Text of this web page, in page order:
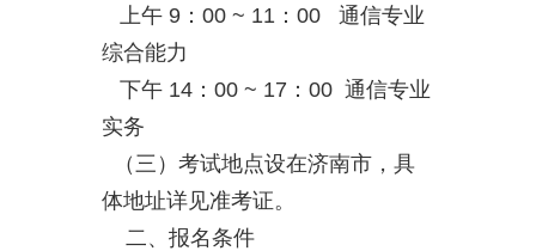
上午 9：00 ~ 11：00 通信专业
综合能力
下午 14：00 ~ 17：00 通信专业
实务
（三）考试地点设在济南市，具
体地址详见准考证。
二、报名条件